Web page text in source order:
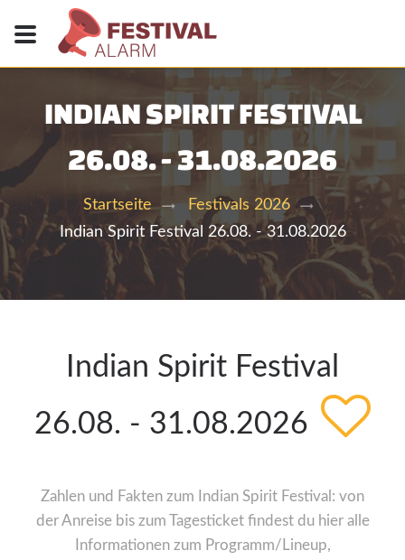
INDIAN SPIRIT FESTIVAL
26.08. - 31.08.2026
Startseite
Festivals 2026
Indian Spirit Festival 26.08. - 31.08.2026
Indian Spirit Festival
26.08. - 31.08.2026
Zahlen und Fakten zum Indian Spirit Festival: von
der Anreise bis zum Tagesticket findest du hier alle
Informationen zum Programm/Lineup,